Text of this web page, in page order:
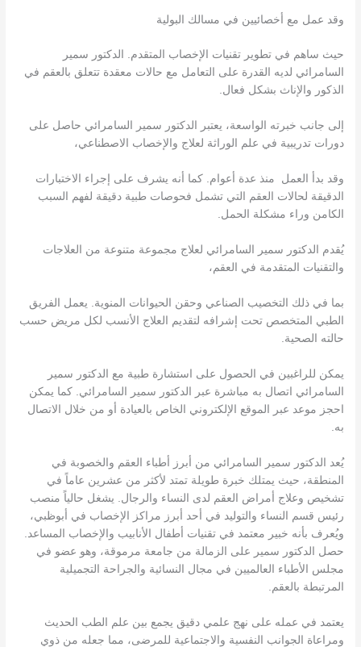
وقد عمل مع أخصائيين في مسالك البولية
حيث ساهم في تطوير تقنيات الإخصاب المتقدم. الدكتور سمير
السامرائي لديه القدرة على التعامل مع حالات معقدة تتعلق بالعقم في
الذكور والإناث بشكل فعال.
إلى جانب خبرته الواسعة، يعتبر الدكتور سمير السامرائي حاصل على
دورات تدريبية في علم الوراثة لعلاج والإخصاب الاصطناعي،
وقد بدأ العمل منذ عدة أعوام. كما أنه يشرف على إجراء الاختبارات
الدقيقة لحالات العقم التي تشمل فحوصات طبية دقيقة لفهم السبب
الكامن وراء مشكلة الحمل.
يُقدم الدكتور سمير السامرائي لعلاج مجموعة متنوعة من العلاجات
والتقنيات المتقدمة في العقم،
بما في ذلك التخصيب الصناعي وحقن الحيوانات المنوية. يعمل الفريق
الطبي المتخصص تحت إشرافه لتقديم العلاج الأنسب لكل مريض حسب
حالته الصحية.
يمكن للراغبين في الحصول على استشارة طبية مع الدكتور سمير
السامرائي اتصال به مباشرة عبر الدكتور سمير السامرائي. كما يمكن
احجز موعد عبر الموقع الإلكتروني الخاص بالعيادة أو من خلال الاتصال
به.
يُعد الدكتور سمير السامرائي من أبرز أطباء العقم والخصوبة في
المنطقة، حيث يمتلك خبرة طويلة تمتد لأكثر من عشرين عاماً في
تشخيص وعلاج أمراض العقم لدى النساء والرجال. يشغل حالياً منصب
رئيس قسم النساء والتوليد في أحد أبرز مراكز الإخصاب في أبوظبي،
ويُعرف بأنه خبير معتمد في تقنيات أطفال الأنابيب والإخصاب المساعد.
حصل الدكتور سمير على الزمالة من جامعة مرموقة، وهو عضو في
مجلس الأطباء العالميين في مجال النسائية والجراحة التجميلية
المرتبطة بالعقم.
يعتمد في عمله على نهج علمي دقيق يجمع بين علم الطب الحديث
ومراعاة الجوانب النفسية والاجتماعية للمرضى، مما جعله من ذوي